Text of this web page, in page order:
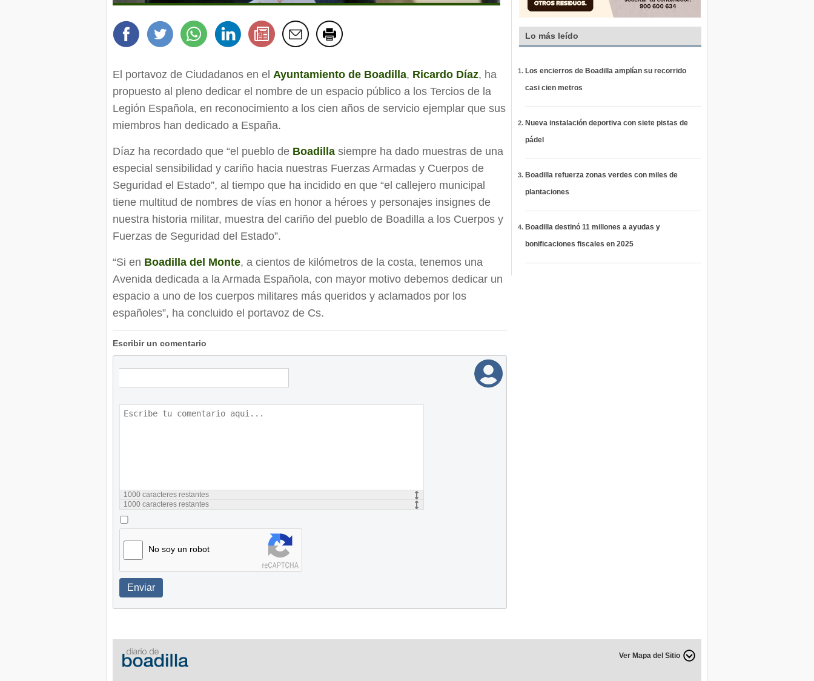
El portavoz de Ciudadanos en el Ayuntamiento de Boadilla, Ricardo Díaz, ha
propuesto al pleno dedicar el nombre de un espacio público a los Tercios de la
Legión Española, en reconocimiento a los cien años de servicio ejemplar que sus
miembros han dedicado a España.
Díaz ha recordado que “el pueblo de Boadilla siempre ha dado muestras de una
especial sensibilidad y cariño hacia nuestras Fuerzas Armadas y Cuerpos de
Seguridad el Estado”, al tiempo que ha incidido en que “el callejero municipal
tiene multitud de nombres de vías en honor a héroes y personajes insignes de
nuestra historia militar, muestra del cariño del pueblo de Boadilla a los Cuerpos y
Fuerzas de Seguridad del Estado”.
“Si en Boadilla del Monte, a cientos de kilómetros de la costa, tenemos una
Avenida dedicada a la Armada Española, con mayor motivo debemos dedicar un
espacio a uno de los cuerpos militares más queridos y aclamados por los
españoles”, ha concluido el portavoz de Cs.
Escribir un comentario
1000 caracteres restantes
1000 caracteres restantes
No soy un robot
Enviar
Lo más leído
Los encierros de Boadilla amplían su recorrido
casi cien metros
Nueva instalación deportiva con siete pistas de
pádel
Boadilla refuerza zonas verdes con miles de
plantaciones
Boadilla destinó 11 millones a ayudas y
bonificaciones fiscales en 2025
Ver Mapa del Sitio